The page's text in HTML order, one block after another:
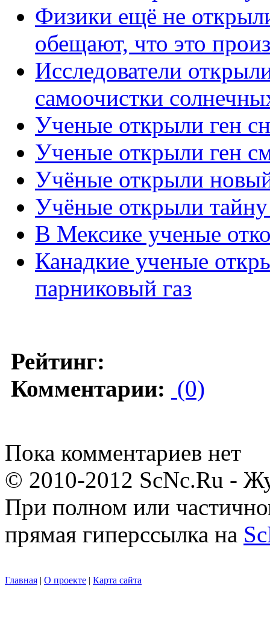
Физики ещё не
обещают, что это
Исследователи
самоочистки
Ученые открыли ген
Ученые открыли ген
Учёные открыли
Учёные открыли
В Мексике ученые
Канадкие ученые
парниковый газ
Рейтинг:
Комментарии: (0)
Пока комментариев нет
© 2010-2012 ScNc.Ru -
При полном или
прямая гиперссылка на
Главная | О проекте | Карта сайта